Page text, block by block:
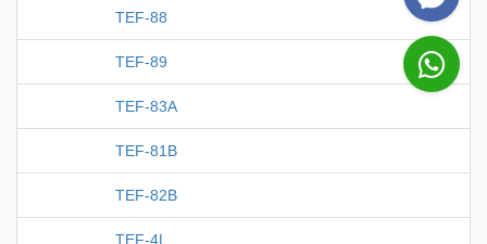
TEF-88
TEF-89
TEF-83A
TEF-81B
TEF-82B
TEF-4L